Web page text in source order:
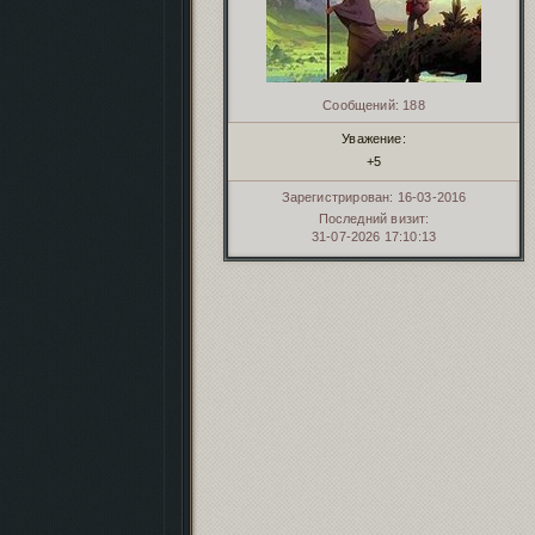
Сообщений: 188
Уважение:
+5
Зарегистрирован: 16-03-2016
Последний визит:
31-07-2026 17:10:13